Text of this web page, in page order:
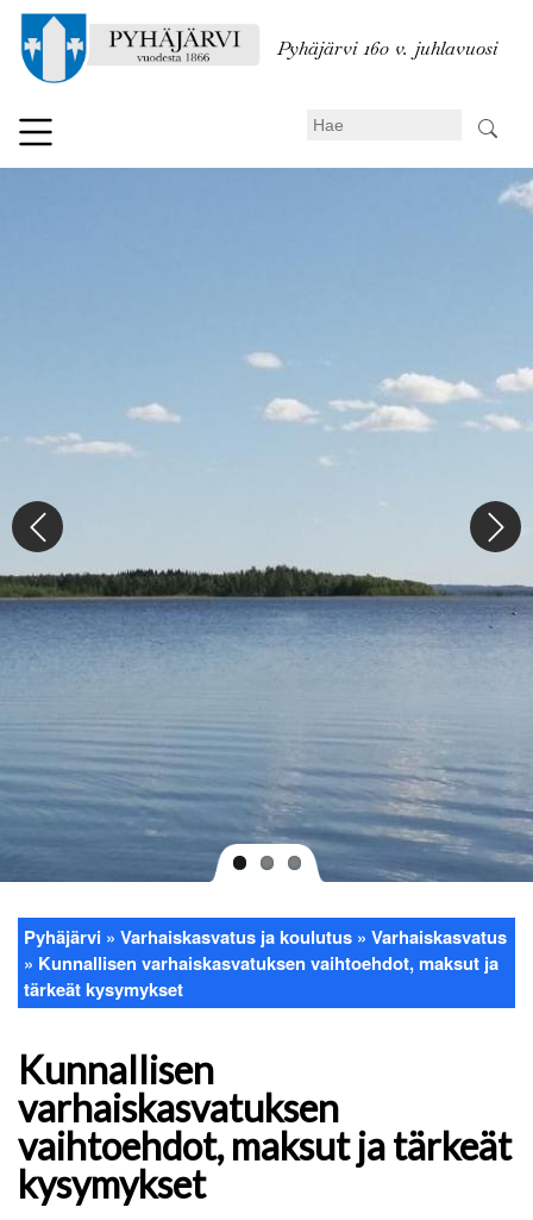
pääsisältöön
Pyhäjärvi 160 v. juhlavuosi
Search
Murupolku
Pyhäjärvi Varhaiskasvatus ja koulutus
Varhaiskasvatus
Kunnallisen varhaiskasvatuksen vaihtoehdot, maksut ja
tärkeät kysymykset
Kunnallisen
varhaiskasvatuksen
vaihtoehdot, maksut ja tärkeät
kysymykset